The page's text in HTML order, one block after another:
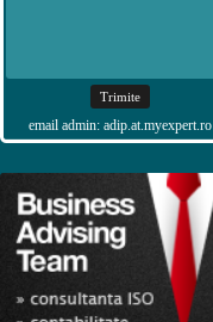
email admin: adip.at.myexpert.ro